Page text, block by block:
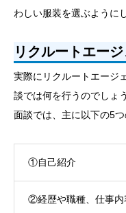
わしい服装を選ぶように
リクルートエー
実際にリクルートエージ
談では何を行うのでしょ
面談では、主に以下の5つ
①自己紹介
②経歴や職種、仕事内